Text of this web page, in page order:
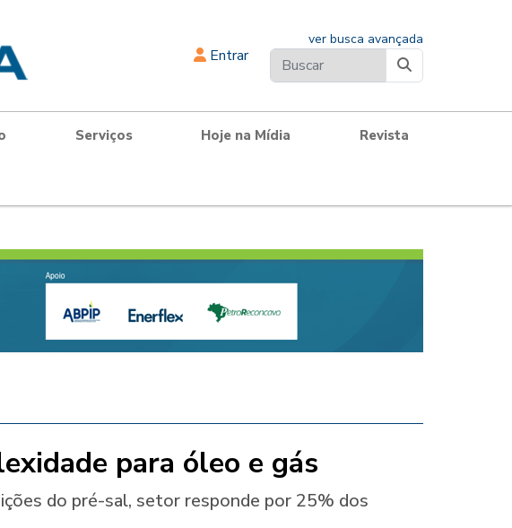
Entrar
ver busca avançada
Serviços Hoje na Mídia Revista
para óleo e gás
do pré-sal, setor responde por 25% dos